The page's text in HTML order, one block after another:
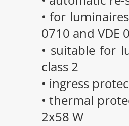
• for
0710 and VDE
• suitable for
class 2
• ingress
• thermal
2x58 W